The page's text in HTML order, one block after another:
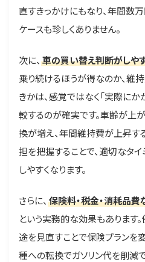
直すきっかけにもなり、年間数
ケースも珍しくありません。
次に、 車の買い替え判断がしや
乗り続けるほうが得なのか、維
きかは、感覚ではなく「実際にか
較するのが確実です。車齢が上
換が増え、年間維持費が上昇す
担を把握することで、適切なタ
しやすくなります。
さらに、 保険料・税金・消耗品
という実務的な効果もあります
途を見直すことで保険プランを
種への転換でガソリン代を削減